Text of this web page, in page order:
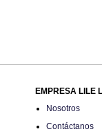
EMPRESA LILE
Nosotros
Contáctanos